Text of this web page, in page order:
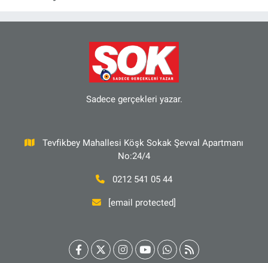
Sadece gerçekleri yazar.
Tevfikbey Mahallesi Köşk Sokak Şevval Apartmanı
No:24/4
0212 541 05 44
[email protected]